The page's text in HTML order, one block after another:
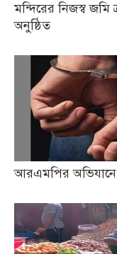
মন্দিরের নিজস্ব
অনুষ্ঠিত
আরএমপির অভিযানে